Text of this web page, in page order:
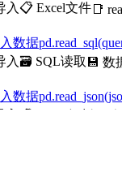
入 📋 Excel文件 📑
数据
入 🗃️ SQL读取 💾 数
数据